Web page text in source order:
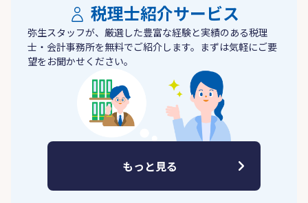
税理士紹介サービス
弥生スタッフが、厳選した豊富な経験と実績のある税理
士・会計事務所を無料でご紹介します。まずは気軽にご要
望をお聞かせください。
もっと見る